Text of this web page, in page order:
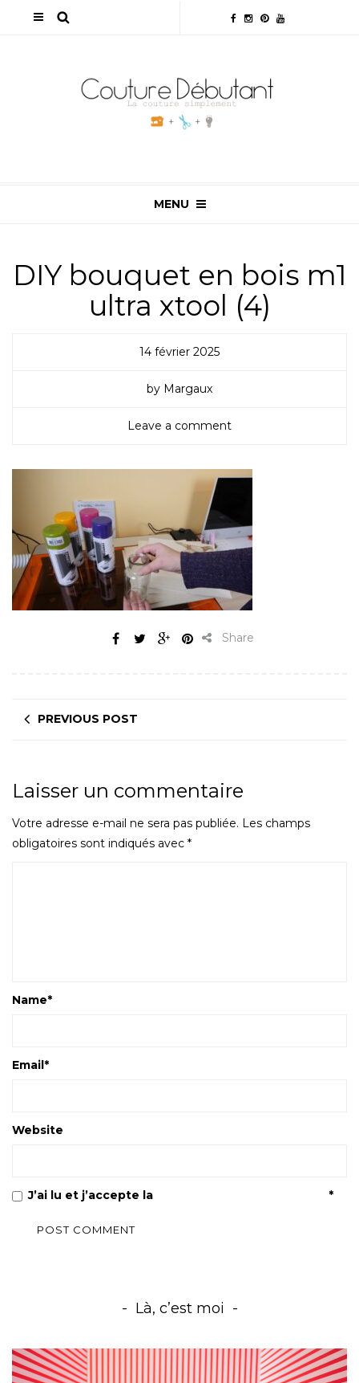
MENU
DIY bouquet en bois m1
ultra xtool (4)
14 février 2025
by Margaux
Leave a comment
Share
PREVIOUS POST
Laisser un commentaire
Votre adresse e-mail ne sera pas publiée. Les champs
obligatoires sont indiqués avec *
Name*
Email*
Website
J’ai lu et j’accepte la *
Là, c’est moi